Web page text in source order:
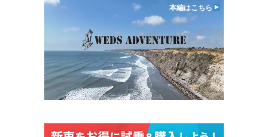
本編はこちら